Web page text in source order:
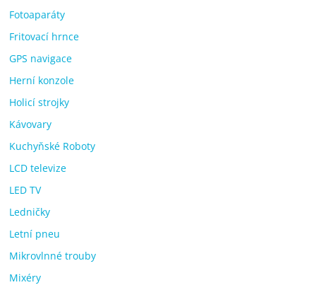
Fotoaparáty
Fritovací hrnce
GPS navigace
Herní konzole
Holicí strojky
Kávovary
Kuchyňské Roboty
LCD televize
LED TV
Ledničky
Letní pneu
Mikrovlnné trouby
Mixéry